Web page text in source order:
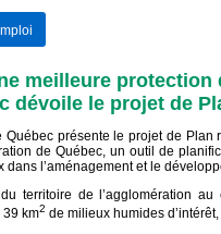
meilleure
dévoile le projet de
Québec présente le projet de
de Québec, un outil de
dans l’aménagement et le
du territoire de l’agglomération
39 km2 de milieux humides